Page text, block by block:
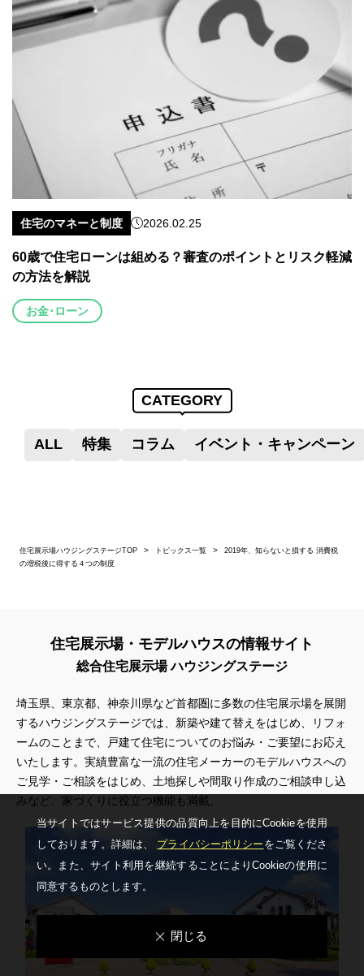
住宅のマネーと制度 2026.02.25
60歳で住宅ローンは組める？審査のポイントとリスク軽減
の方法を解説
お金･ローン
CATEGORY
ALL 特集 コラム イベント・キャンペーン
住宅展示場ハウジングステージTOP トピックス一覧
2019年、知らないと損する 消費税
の増税後に得する４つの制度
住宅展示場・モデルハウスの情報サイト
総合住宅展示場 ハウジングステージ
埼玉県、東京都、神奈川県など首都圏に多数の住宅展示場を展開
するハウジングステージでは、新築や建て替えをはじめ、リフォ
ームのことまで、戸建て住宅についてのお悩み・ご要望にお応え
いたします。実績豊富な一流の住宅メーカーのモデルハウスへの
ご見学・ご相談をはじめ、土地探しや間取り作成のご相談申し込
みなど、家づくりに役立つ機能も満載。
当サイトではサービス提供の品質向上を⽬的にCookieを使⽤
しております。詳細は、 プライバシーポリシー をご覧くださ
い。
また、サイト利⽤を継続することによりCookieの使⽤に
同意するものとします。
閉じる